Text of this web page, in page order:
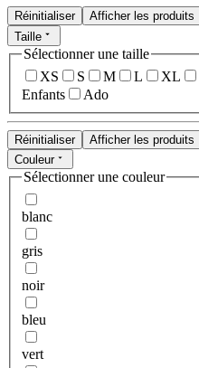
Réinitialiser
Afficher les produits
Taille
Sélectionner une taille
XS
S M L XL
Enfants
Ado
Réinitialiser
Afficher les produits
Couleur
Sélectionner une couleur
blanc
gris
noir
bleu
vert